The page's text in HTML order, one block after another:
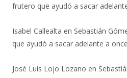
frutero que ayudó a sacar
Isabel Callealta en Sebastián
que ayudó a sacar adelante a
José Luis Lojo Lozano en